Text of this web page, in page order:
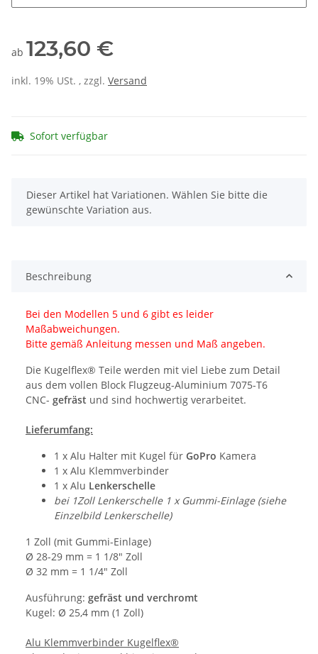
ab 123,60 €
inkl. 19% USt. , zzgl. Versand
Sofort verfügbar
x
Dieser Artikel hat Variationen. Wählen Sie bitte die
gewünschte Variation aus.
Beschreibung
Bei den Modellen 5 und 6 gibt es leider
Maßabweichungen.
Bitte gemäß Anleitung messen und Maß angeben.
Die Kugelflex® Teile werden mit viel Liebe zum Detail
aus dem vollen Block Flugzeug-Aluminium 7075-T6
CNC- gefräst und sind hochwertig verarbeitet.
Lieferumfang:
1 x Alu Halter mit Kugel für GoPro Kamera
1 x Alu Klemmverbinder
1 x Alu Lenkerschelle
bei 1Zoll Lenkerschelle 1 x Gummi-Einlage (siehe
Einzelbild Lenkerschelle)
1 Zoll (mit Gummi-Einlage)
Ø 28-29 mm = 1 1/8" Zoll
Ø 32 mm = 1 1/4" Zoll
Ausführung: gefräst und verchromt
Kugel: Ø 25,4 mm (1 Zoll)
Alu Klemmverbinder Kugelflex®